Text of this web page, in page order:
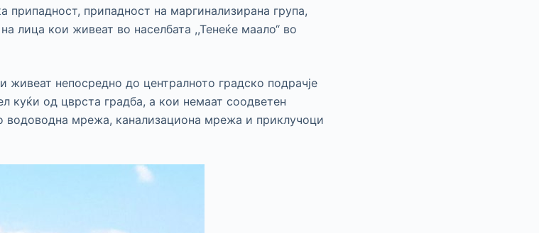
припадност, припадност на маргинализирана група,
лица кои живеат во населбата ,,Тенеќе маало“ во
непосредно до централното градско подрачје
куќи од цврста градба, а кои немаат соодветен
водоводна мрежа, канализациона мрежа и приклучоци